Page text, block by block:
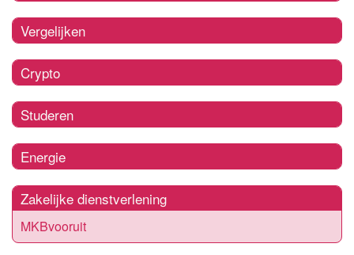
Vergelijken
Crypto
Studeren
Energie
Zakelijke dienstverlening
MKBvooruit